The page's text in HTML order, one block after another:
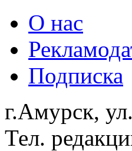
О нас
Подписка
г.Амурск,
Тел.